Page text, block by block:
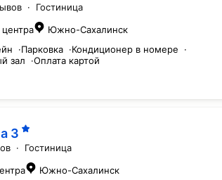
· Гостиница
Южно-Сахалинск
·Парковка ·Кондиционер в номере ·
зал ·Оплата картой
3
· Гостиница
Южно-Сахалинск